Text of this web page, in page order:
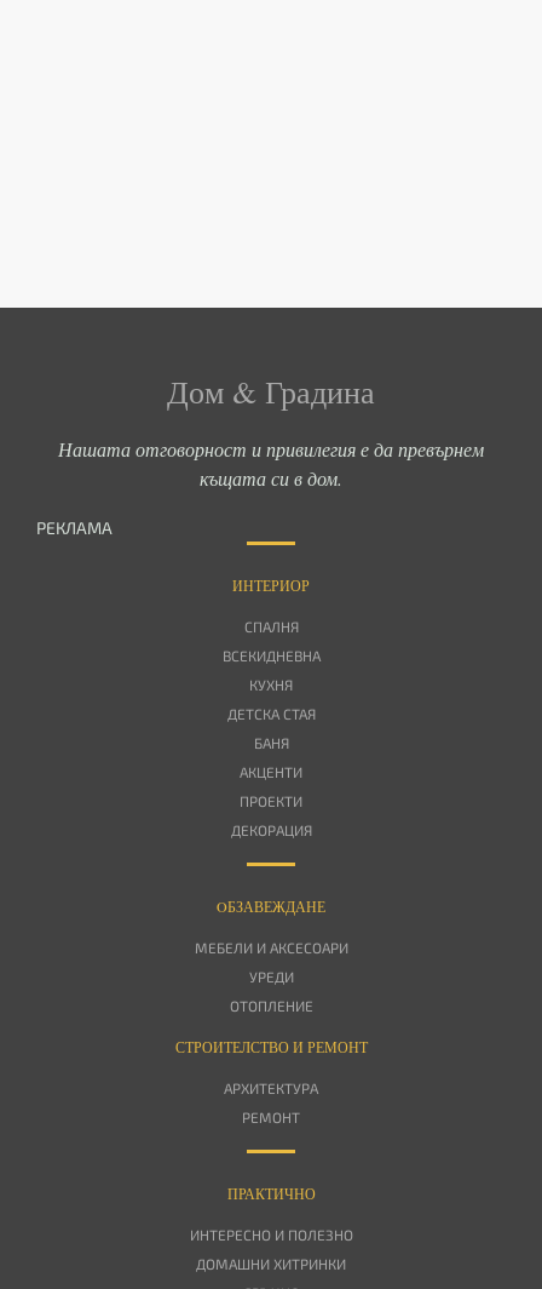
Дом & Градина
Нашата отговорност и привилегия е да превърнем
къщата си в дом.
РЕКЛАМА
ИНТЕРИОР
СПАЛНЯ
ВСЕКИДНЕВНА
КУХНЯ
ДЕТСКА СТАЯ
БАНЯ
АКЦЕНТИ
ПРОЕКТИ
ДЕКОРАЦИЯ
OБЗАВЕЖДАНЕ
МЕБЕЛИ И АКСЕСОАРИ
УРЕДИ
ОТОПЛЕНИЕ
СТРОИТЕЛСТВО И РЕМОНТ
АРХИТЕКТУРА
РЕМОНТ
ПРАКТИЧНО
ИНТЕРЕСНО И ПОЛЕЗНО
ДОМАШНИ ХИТРИНКИ